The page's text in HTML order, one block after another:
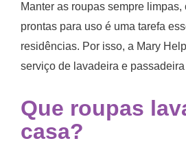
Manter as roupas sempre limpas,
prontas para uso é uma tarefa
residências. Por isso, a Mary
serviço de lavadeira e
Que roupas
casa?